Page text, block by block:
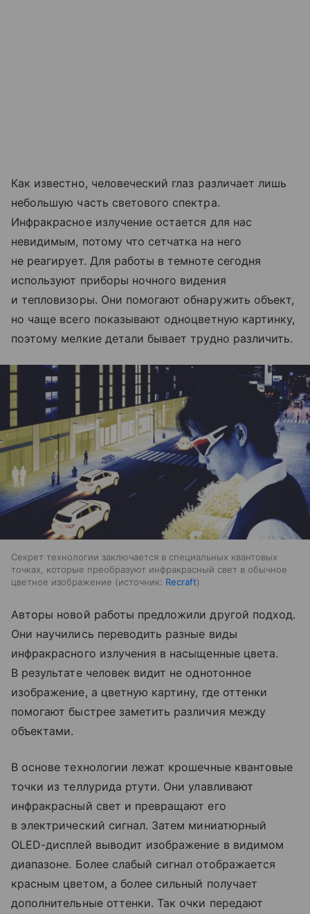
Как известно, человеческий глаз различает лишь
небольшую часть светового спектра.
Инфракрасное излучение остается для нас
невидимым, потому что сетчатка на него
не реагирует. Для работы в темноте сегодня
используют приборы ночного видения
и тепловизоры. Они помогают обнаружить объект,
но чаще всего показывают одноцветную картинку,
поэтому мелкие детали бывает трудно различить.
Секрет технологии заключается в специальных квантовых
точках, которые преобразуют инфракрасный свет в обычное
цветное изображение
источник: Recraft
Авторы новой работы предложили другой подход.
Они научились переводить разные виды
инфракрасного излучения в насыщенные цвета.
В результате человек видит не однотонное
изображение, а цветную картину, где оттенки
помогают быстрее заметить различия между
объектами.
В основе технологии лежат крошечные квантовые
точки из теллурида ртути. Они улавливают
инфракрасный свет и превращают его
в электрический сигнал. Затем миниатюрный
OLED-дисплей выводит изображение в видимом
диапазоне. Более слабый сигнал отображается
красным цветом, а более сильный получает
дополнительные оттенки. Так очки передают